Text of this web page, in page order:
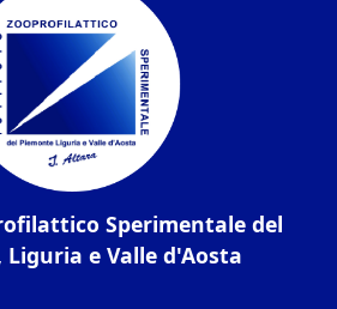
Sperimentale del
Liguria e Valle d'Aosta